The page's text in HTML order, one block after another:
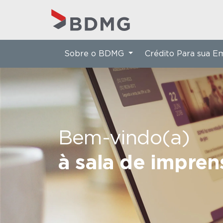
Bem-vindo(a)
à sala de
Sobre o BDMG Crédito Para sua